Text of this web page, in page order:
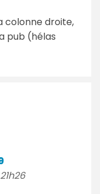
colonne droite,
pub (hélas